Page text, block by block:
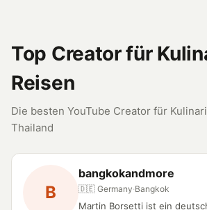
Top Creator für
Reisen
Die besten YouTube Creator für
Thailand
B
bangkokandmore
🇩🇪 Germany·Bangkok
Martin Borsetti ist ein